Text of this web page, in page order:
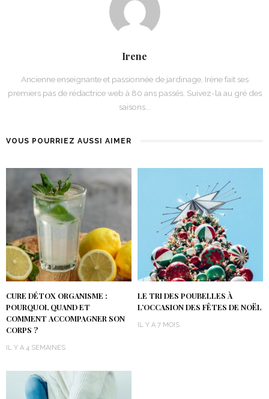
Irene
Ancienne enseignante et passionnée de jardinage, Irène fait ses
premiers pas de rédactrice web à 80 ans passés. Suivez-la au gré des
saisons...
VOUS POURRIEZ AUSSI AIMER
CURE DÉTOX ORGANISME :
POURQUOI, QUAND ET
COMMENT ACCOMPAGNER SON
CORPS ?
IL Y A 4 SEMAINES
LE TRI DES POUBELLES À
L’OCCASION DES FÊTES DE NOËL
IL Y A 7 MOIS